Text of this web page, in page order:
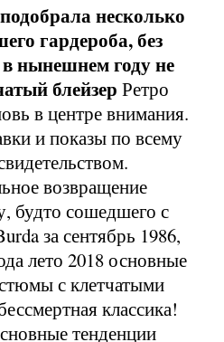
несколько
гардероба, без
нынешнем году не
блейзер Ретро
в центре внимания.
и показы по всему
возвращение
будто сошедшего с
за сентябрь 1986,
лето 2018 основные
с клетчатыми
классика!